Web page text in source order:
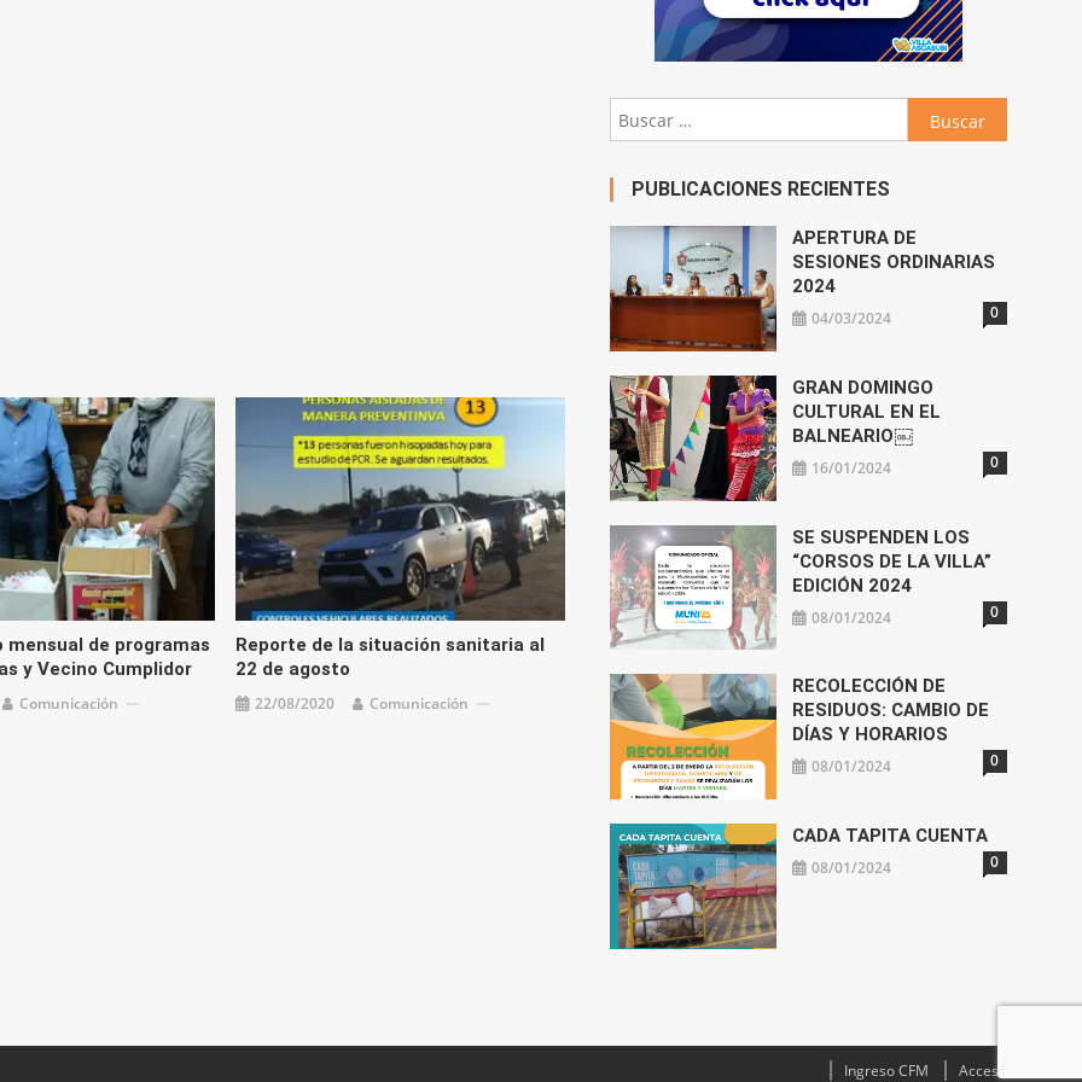
mensual de programas
y Vecino Cumplidor
Comunicación
Reporte de la situación sanitaria al
22 de agosto
22/08/2020 Comunicación
Buscar:
PUBLICACIONES RECIENTES
APERTURA DE
SESIONES ORDINARIAS
2024
04/03/2024 0
GRAN DOMINGO
CULTURAL EN EL
BALNEARIO￼
16/01/2024 0
SE SUSPENDEN LOS
“CORSOS DE LA VILLA”
EDICIÓN 2024
08/01/2024 0
RECOLECCIÓN DE
RESIDUOS: CAMBIO DE
DÍAS Y HORARIOS
08/01/2024 0
CADA TAPITA CUENTA
08/01/2024 0
Ingreso CFM Acceso